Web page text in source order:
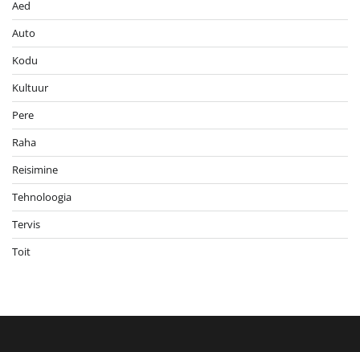
Aed
Auto
Kodu
Kultuur
Pere
Raha
Reisimine
Tehnoloogia
Tervis
Toit